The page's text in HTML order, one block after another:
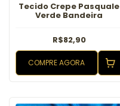
Tecido Crepe Pasquale
Verde Bandeira
R$82,90
COMPRE AGORA